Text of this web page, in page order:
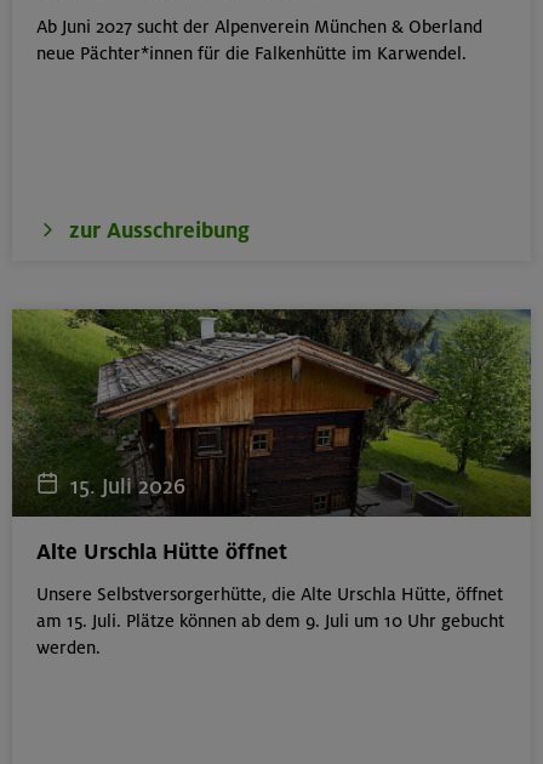
19.08.26
Ötztaler Alpen
21.-23.08.26
Familienfreizeit: Hüttenübernachtung mit Kindern
von 6-9 J.
Kitzbüheler Alpen
21./22./23.08.26
Ab Juni 2027 sucht der Alpenverein München & Oberland
neue Pächter*innen für die Falkenhütte im Karwendel.
zur Ausschreibung
15. Juli 2026
Alte Urschla Hütte öffnet
Unsere Selbstversorgerhütte, die Alte Urschla Hütte, öffnet
am 15. Juli. Plätze können ab dem 9. Juli um 10 Uhr gebucht
werden.